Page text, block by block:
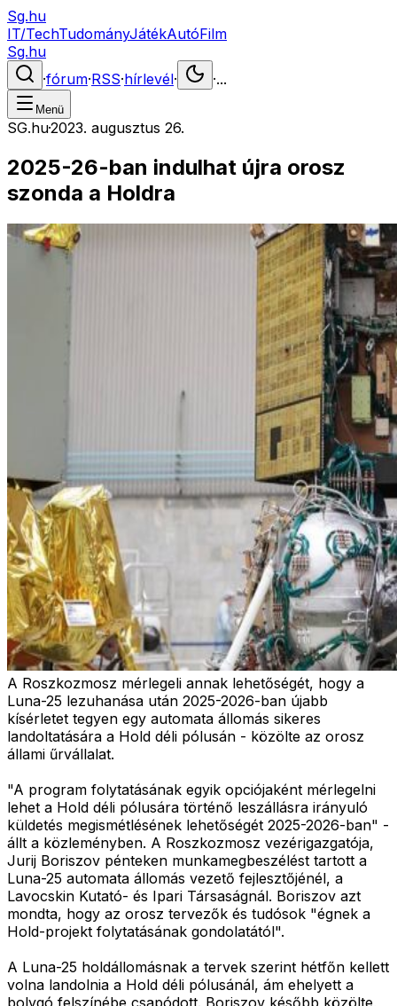
Sg.hu
IT/TechTudományJátékAutóFilm
Sg.hu
·fórum·RSS·hírlevél· ·...
Menü
SG.hu·2023. augusztus 26.
2025-26-ban indulhat újra orosz
szonda a Holdra
A Roszkozmosz mérlegeli annak lehetőségét, hogy a
Luna-25 lezuhanása után 2025-2026-ban újabb
kísérletet tegyen egy automata állomás sikeres
landoltatására a Hold déli pólusán - közölte az orosz
állami űrvállalat.
"A program folytatásának egyik opciójaként mérlegelni
lehet a Hold déli pólusára történő leszállásra irányuló
küldetés megismétlésének lehetőségét 2025-2026-ban" -
állt a közleményben. A Roszkozmosz vezérigazgatója,
Jurij Boriszov pénteken munkamegbeszélést tartott a
Luna-25 automata állomás vezető fejlesztőjénél, a
Lavocskin Kutató- és Ipari Társaságnál. Boriszov azt
mondta, hogy az orosz tervezők és tudósok "égnek a
Hold-projekt folytatásának gondolatától".
A Luna-25 holdállomásnak a tervek szerint hétfőn kellett
volna landolnia a Hold déli pólusánál, ám ehelyett a
bolygó felszínébe csapódott. Boriszov később közölte,